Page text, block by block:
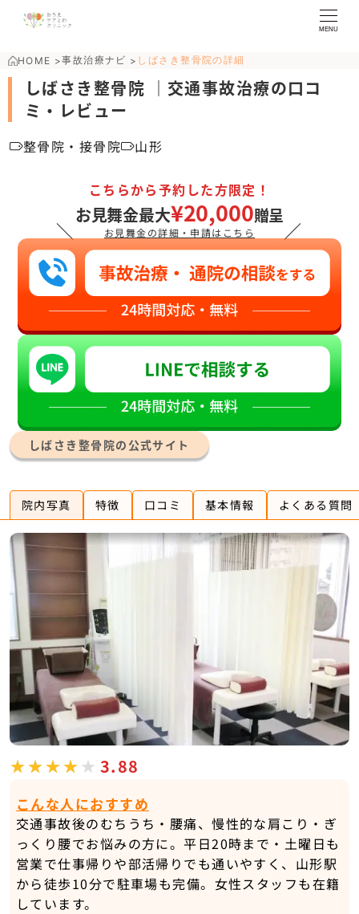
MENU
HOME >事故治療ナビ > しばさき整骨院の詳細
しばさき整骨院 ｜交通事故治療の口コ
ミ・レビュー
整骨院・接骨院 山形
＼
こちらから予約した方限定！
お見舞金最大¥20,000贈呈
お見舞金の詳細・申請はこちら ／
しばさき整骨院の公式サイト
院内写真 特徴 口コミ 基本情報 よくある質問
3.88
こんな人におすすめ
交通事故後のむちうち・腰痛、慢性的な肩こり・ぎ
っくり腰でお悩みの方に。平日20時まで・土曜日も
営業で仕事帰りや部活帰りでも通いやすく、山形駅
から徒歩10分で駐車場も完備。女性スタッフも在籍
しています。